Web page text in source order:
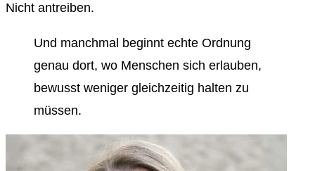
Nicht antreiben.
Und manchmal beginnt echte Ordnung
genau dort, wo Menschen sich erlauben,
bewusst weniger gleichzeitig halten zu
müssen.